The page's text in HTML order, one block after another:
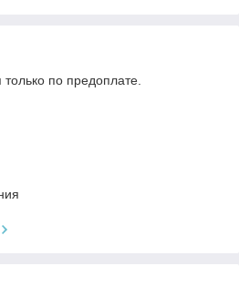
по предоплате.